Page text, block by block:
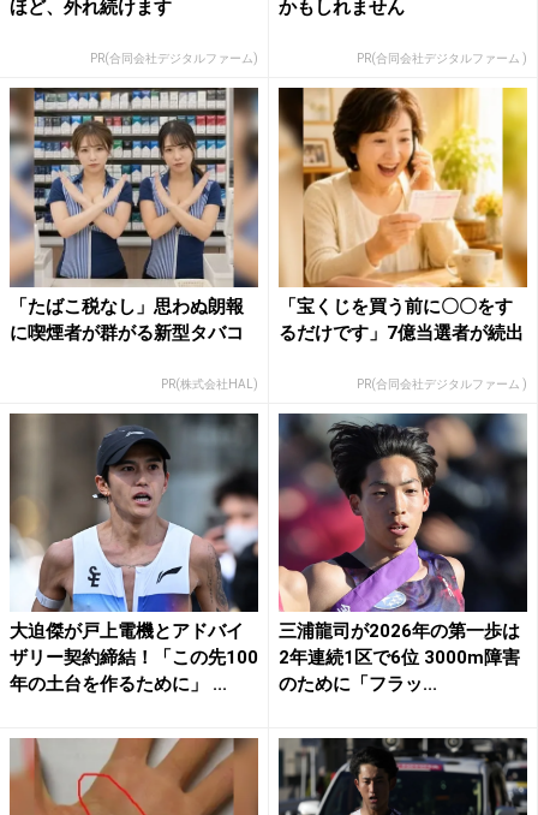
ほど、外れ続けます
PR(合同会社デジタルファーム)
かもしれません
PR(合同会社デジタルファーム )
「たばこ税なし」思わぬ朗報
に喫煙者が群がる新型タバコ
PR(株式会社HAL)
「宝くじを買う前に〇〇をす
るだけです」7億当選者が続出
PR(合同会社デジタルファーム )
大迫傑が戸上電機とアドバイ
ザリー契約締結！「この先100
年の土台を作るために」 ...
三浦龍司が2026年の第一歩は
2年連続1区で6位 3000m障害
のために「フラッ...